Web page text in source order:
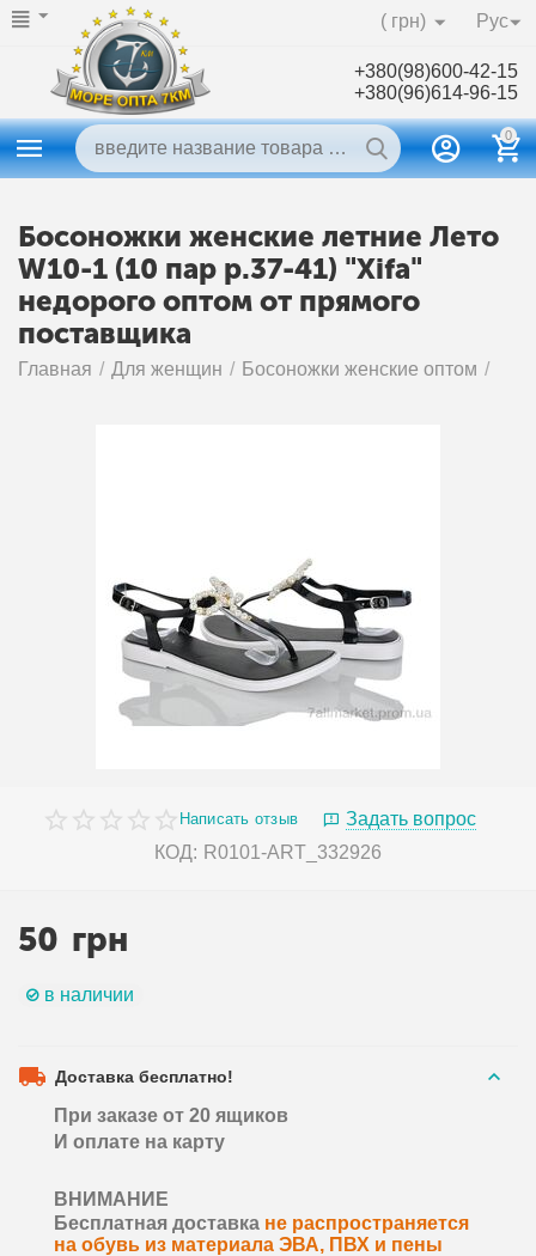
Рус
( грн)
+380(98)600-42-15
+380(96)614-96-15
0
Босоножки женские летние Лето
W10-1 (10 пар р.37-41) "Xifa"
недорого оптом от прямого
поставщика
Главная / Для женщин / Босоножки женские оптом /
Написать отзыв
Задать вопрос
КОД: R0101-ART_332926
50 грн
в наличии
Доставка бесплатно!
При заказе от 20 ящиков
И оплате на карту
ВНИМАНИЕ
Бесплатная доставка не распространяется
на обувь из материала ЭВА, ПВХ и пены